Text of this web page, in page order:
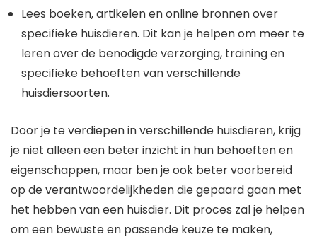
Lees boeken, artikelen en online bronnen over
specifieke huisdieren. Dit kan je helpen om meer te
leren over de benodigde verzorging, training en
specifieke behoeften van verschillende
huisdiersoorten.
Door je te verdiepen in verschillende huisdieren, krijg
je niet alleen een beter inzicht in hun behoeften en
eigenschappen, maar ben je ook beter voorbereid
op de verantwoordelijkheden die gepaard gaan met
het hebben van een huisdier. Dit proces zal je helpen
om een bewuste en passende keuze te maken,